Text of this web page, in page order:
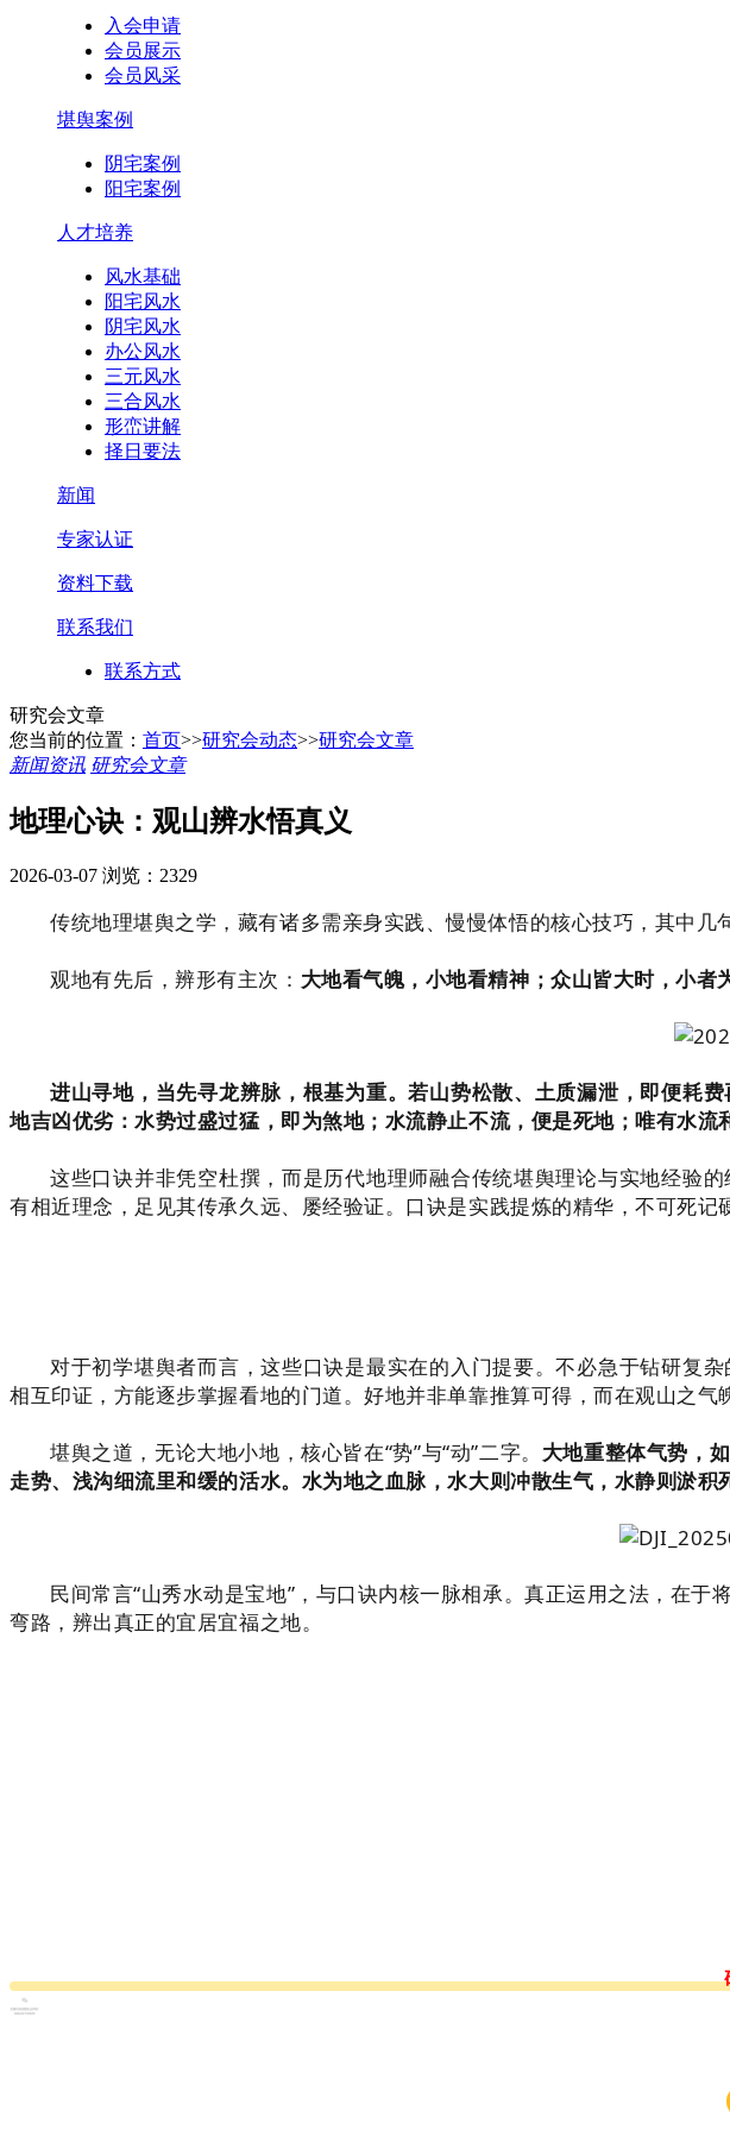
入会申请
会员展示
会员风采
堪舆案例
阴宅案例
阳宅案例
人才培养
风水基础
阳宅风水
阴宅风水
办公风水
三元风水
三合风水
形峦讲解
择日要法
新闻
专家认证
资料下载
联系我们
联系方式
研究会文章
您当前的位置： 首页>>研究会动态>>研究会文章
新闻资讯 研究会文章
地理心诀：观山辨水悟真义
2026-03-07 浏览：2329
传统地理堪舆之学，藏有诸多需亲身实践、慢慢体悟的核心技巧，其中几
观地有先后，辨形有主次： 大地看气魄，小地看精神；众山皆大时，小者
进山寻地，当先寻龙辨脉，根基为重。若山势松散、土质漏泄，即便耗
地吉凶优劣：水势过盛过猛，即为煞地；水流静止不流，便是死地；唯有水流
这些口诀并非凭空杜撰，而是历代地理师融合传统堪舆理论与实地经验
有相近理念，足见其传承久远、屡经验证。口诀是实践提炼的精华，不可死记
对于初学堪舆者而言，这些口诀是最实在的入门提要。不必急于钻研复
相互印证，方能逐步掌握看地的门道。好地并非单靠推算可得，而在观山之气
堪舆之道，无论大地小地，核心皆在“势”与“动”二字。 大地重整体气势，
走势、浅沟细流里和缓的活水。水为地之血脉，水大则冲散生气，水静则淤积
民间常言“山秀水动是宝地”，与口诀内核一脉相承。真正运用之法，在
弯路，辨出真正的宜居宜福之地。